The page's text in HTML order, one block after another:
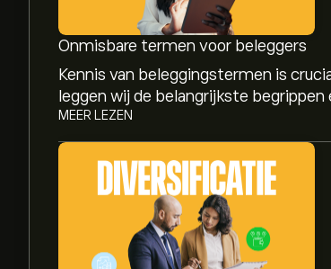
Onmisbare termen voor beleggers
Kennis van beleggingstermen is
leggen wij de belangrijkste
MEER LEZEN